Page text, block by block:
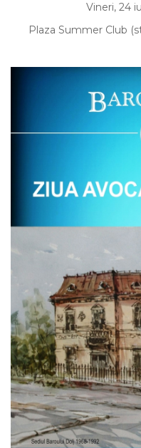
Vineri, 24
Plaza Summer Club